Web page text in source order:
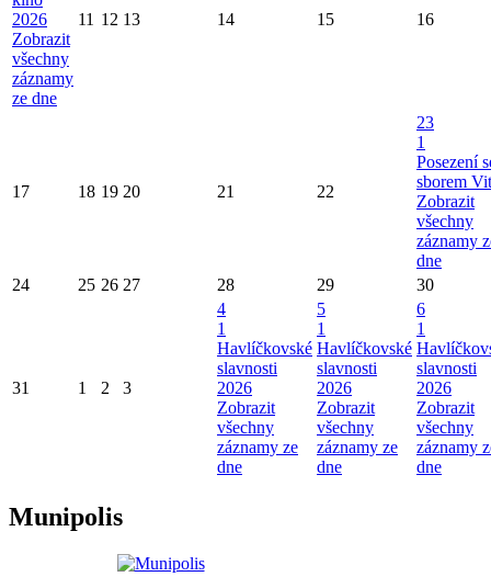
2026
Zobrazit
všechny
záznamy
ze dne
11 12 13 14 15 16
17 18 19 20 21 22
23
1
Posezení
sborem
Zobrazit
všechny
záznamy
dne
24
25 26 27 28 29 30
31 1 2 3
4
1
Havlíčkovské
slavnosti
2026
Zobrazit
všechny
záznamy ze
dne
5
1
Havlíčkovské
slavnosti
2026
Zobrazit
všechny
záznamy ze
dne
6
1
slavnosti
2026
Zobrazit
všechny
záznamy
dne
Munipolis